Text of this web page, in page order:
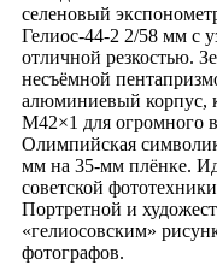
селеновый
Гелиос-44-2 2/58 мм с
отличной резкостью.
несъёмной
алюминиевый корпус,
М42×1 для огромного
Олимпийская
мм на 35-мм плёнке.
советской
Портретной и
«гелиосовским»
фотографов.